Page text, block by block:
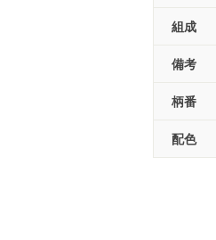
組成
備考
柄番
配色